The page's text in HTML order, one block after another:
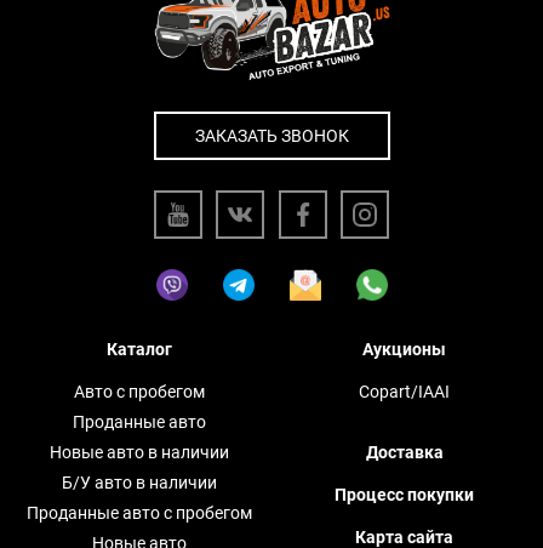
ЗАКАЗАТЬ ЗВОНОК
Каталог
Авто с пробегом
Проданные авто
Новые авто в наличии
Б/У авто в наличии
Проданные авто с пробегом
Новые авто
Аукционы
Copart/IAAI
Доставка
Процесс покупки
Карта сайта